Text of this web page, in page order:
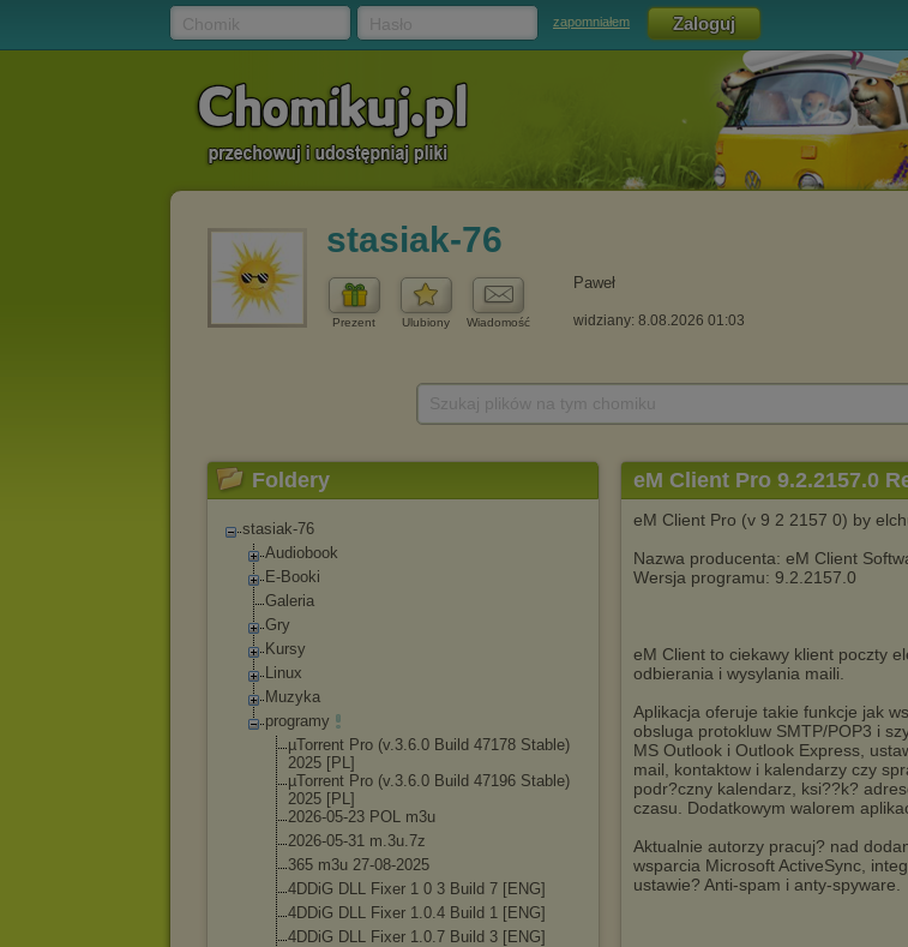
zapomniałem
stasiak-76
Prezent Ulubiony Wiadomość
Paweł
widziany: 8.08.2026 01:03
Foldery
stasiak-76
Audiobook
E-Booki
Galeria
Gry
Kursy
Linux
Muzyka
programy
µTorrent Pro (v.3.6.0 Build 47178 Stable)
2025 [PL]
µTorrent Pro (v.3.6.0 Build 47196 Stable)
2025 [PL]
2026-05-23 POL m3u
2026-05-31 m.3u.7z
365 m3u 27-08-2025
4DDiG DLL Fixer 1 0 3 Build 7 [ENG]
4DDiG DLL Fixer 1.0.4 Build 1 [ENG]
4DDiG DLL Fixer 1.0.7 Build 3 [ENG]
eM Client Pro 9.2.2157.0
eM Client Pro (v 9 2 2157 0) by
Nazwa producenta: eM Client
Wersja programu: 9.2.2157.0
eM Client to ciekawy klient poczty
odbierania i wysylania maili.
Aplikacja oferuje takie funkcje jak
obsluga protokluw SMTP/POP3 i
MS Outlook i Outlook Express,
mail, kontaktow i kalendarzy czy
podr?czny kalendarz, ksi??k?
czasu. Dodatkowym walorem
Aktualnie autorzy pracuj? nad
wsparcia Microsoft ActiveSync,
ustawie? Anti-spam i anty-spyware.